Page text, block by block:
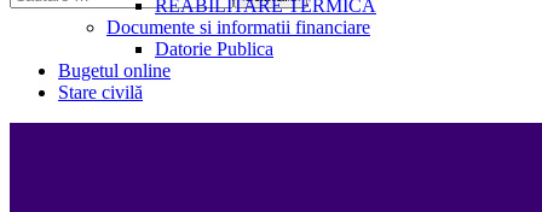
REABILITARE TERMICA
Documente si informatii financiare
Datorie Publica
Bugetul online
Stare civilă